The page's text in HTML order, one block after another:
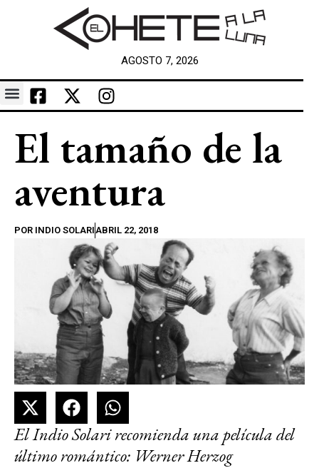
AGOSTO 7, 2026
El tamaño de la
aventura
POR INDIO SOLARIABRIL 22, 2018
El Indio Solari recomienda una película del
último romántico: Werner Herzog